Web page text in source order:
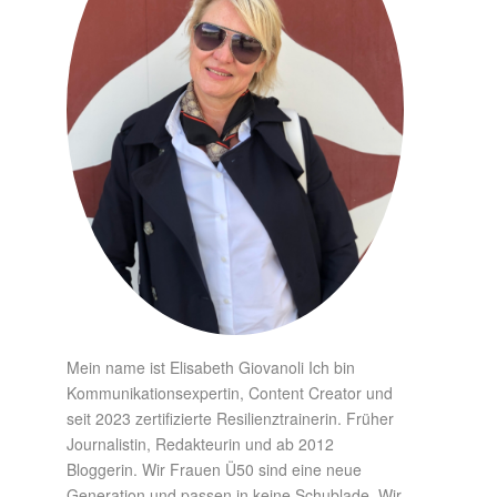
Mein name ist Elisabeth Giovanoli Ich bin
Kommunikationsexpertin, Content Creator und
seit 2023 zertifizierte Resilienztrainerin. Früher
Journalistin, Redakteurin und ab 2012
Bloggerin. Wir Frauen Ü50 sind eine neue